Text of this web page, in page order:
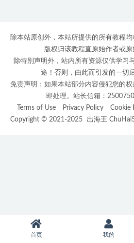
除本站原创外，本站所提供的所有教程
版权归该教程直原始作者或原
除特别声明外，站内所有资源仅供学习
途！否则，由此而引发的一切
免责声明：如果本站部分内容侵犯您的
即处理。站长信箱：
Terms of Use
Privacy Policy Cookie
Copyright © 2021-2025
出海王
首页 我的